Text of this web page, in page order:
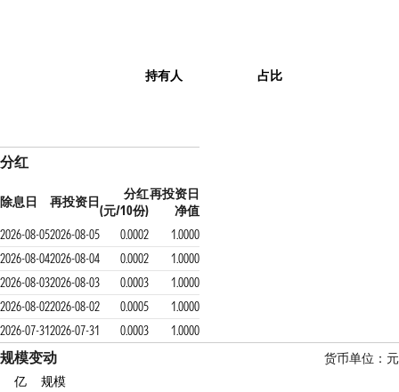
持有人 占比
分红
除息日 再投资日
分红
(元/10份)
再投资日
净值
2026-08-052026-08-05 0.0002
1.0000
2026-08-042026-08-04 0.0002
1.0000
2026-08-032026-08-03 0.0003
1.0000
2026-08-022026-08-02 0.0005
1.0000
2026-07-312026-07-31 0.0003 1.0000
规模变动
货币单位：元
亿
规模